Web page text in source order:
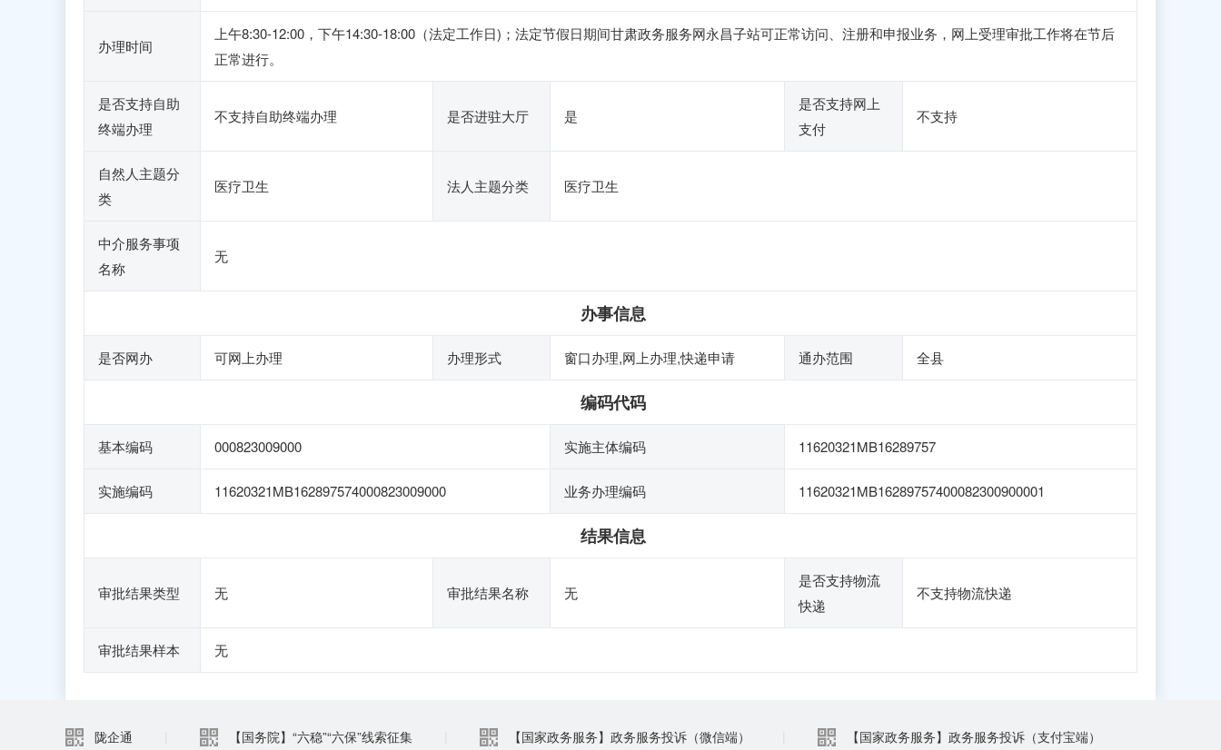
办理时间
上午8:30-12:00，下午14:30-18:00（法定工作日)；法定节假日期间甘肃政务服务网永昌子站可正常访问、注册和申报业务，网上受理审批工作将在节后
正常进行。
是否支持自助
终端办理
不支持自助终端办理 是否进驻大厅 是
是否支持网上
支付
不支持
自然人主题分
类
医疗卫生 法人主题分类 医疗卫生
中介服务事项
名称
无
办事信息
是否网办 可网上办理 办理形式 窗口办理,网上办理,快递申请 通办范围 全县
编码代码
基本编码 000823009000 实施主体编码 11620321MB16289757
实施编码 11620321MB162897574000823009000 业务办理编码 11620321MB16289757400082300900001
结果信息
审批结果类型 无 审批结果名称 无
是否支持物流
快递
不支持物流快递
审批结果样本 无
陇企通 【国务院】“六稳”“六保”线索征集 【国家政务服务】政务服务投诉（微信端） 【国家政务服务】政务服务投诉（支付宝端）